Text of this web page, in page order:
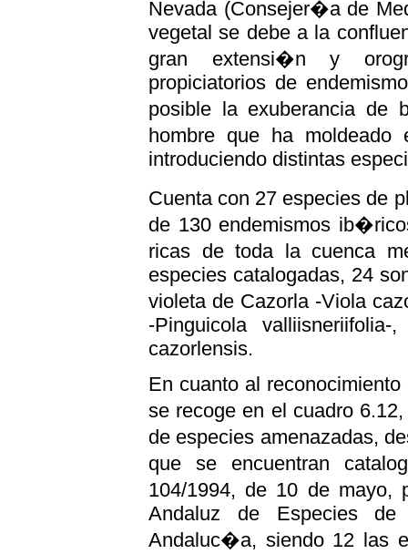
Nevada (Consejer�a de
vegetal se debe a la
gran extensi�n y
propiciatorios de
posible la exuberancia de
hombre que ha
introduciendo distintas
Cuenta con 27 especies de
de 130 endemismos
ricas de toda la cuenca
especies catalogadas, 24
violeta de Cazorla -Viola
-Pinguicola
cazorlensis.
En cuanto al
se recoge en el cuadro
de especies amenazadas,
que se encuentran
104/1994, de 10 de
Andaluz de Especies
Andaluc�a, siendo 12 las